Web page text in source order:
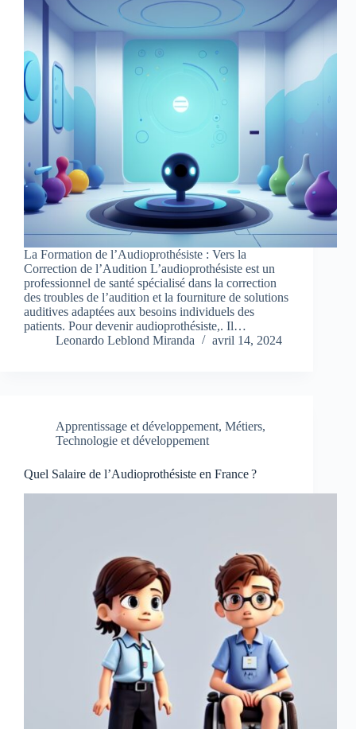
La Formation de l’Audioprothésiste : Vers la
Correction de l’Audition L’audioprothésiste est un
professionnel de santé spécialisé dans la correction
des troubles de l’audition et la fourniture de solutions
auditives adaptées aux besoins individuels des
patients. Pour devenir audioprothésiste,. Il…
Leonardo Leblond Miranda
avril 14, 2024
Apprentissage et développement, Métiers,
Technologie et développement
Quel Salaire de l’Audioprothésiste en France ?